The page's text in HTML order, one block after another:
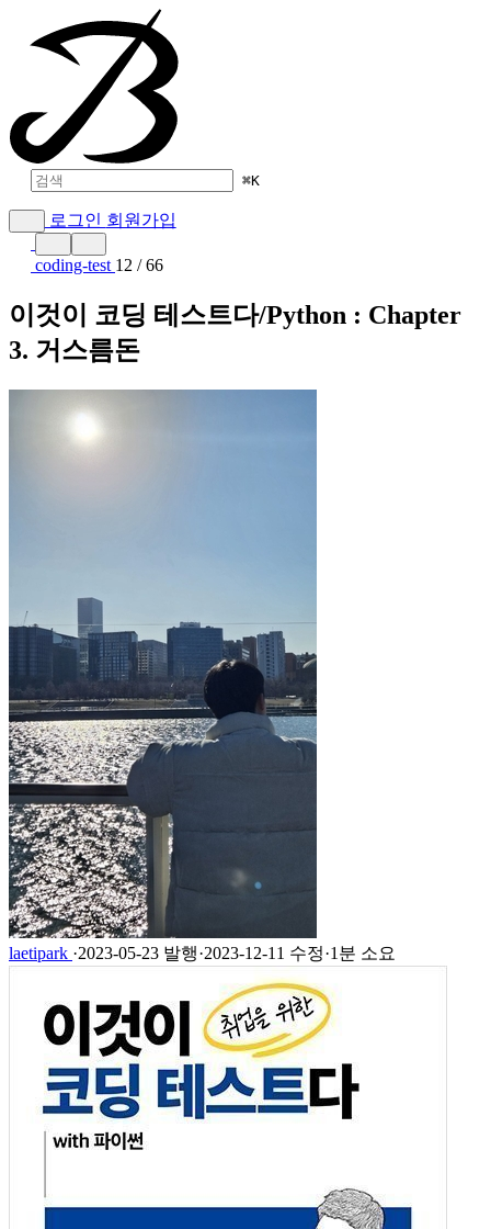
⌘K
로그인 회원가입
coding-test 12 / 66
이것이 코딩 테스트다/Python : Chapter
3. 거스름돈
laetipark ·2023-05-23 발행·2023-12-11 수정·1분 소요